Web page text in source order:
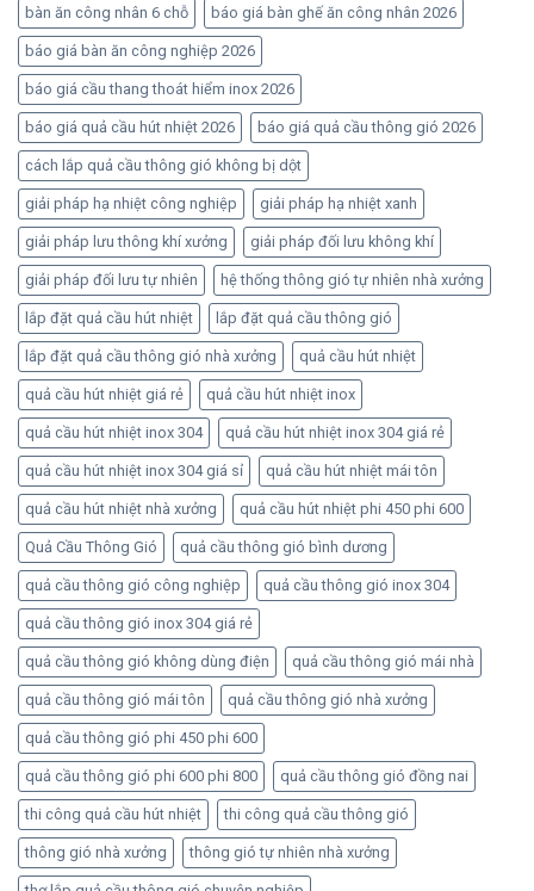
bàn ăn công nhân 6 chỗ báo giá bàn ghế ăn công nhân 2026
báo giá bàn ăn công nghiệp 2026
báo giá cầu thang thoát hiểm inox 2026
báo giá quả cầu hút nhiệt 2026 báo giá quả cầu thông gió 2026
cách lắp quả cầu thông gió không bị dột
giải pháp hạ nhiệt công nghiệp giải pháp hạ nhiệt xanh
giải pháp lưu thông khí xưởng giải pháp đối lưu không khí
giải pháp đối lưu tự nhiên hệ thống thông gió tự nhiên nhà xưởng
lắp đặt quả cầu hút nhiệt lắp đặt quả cầu thông gió
lắp đặt quả cầu thông gió nhà xưởng quả cầu hút nhiệt
quả cầu hút nhiệt giá rẻ quả cầu hút nhiệt inox
quả cầu hút nhiệt inox 304 quả cầu hút nhiệt inox 304 giá rẻ
quả cầu hút nhiệt inox 304 giá sỉ quả cầu hút nhiệt mái tôn
quả cầu hút nhiệt nhà xưởng quả cầu hút nhiệt phi 450 phi 600
Quả Cầu Thông Gió quả cầu thông gió bình dương
quả cầu thông gió công nghiệp quả cầu thông gió inox 304
quả cầu thông gió inox 304 giá rẻ
quả cầu thông gió không dùng điện quả cầu thông gió mái nhà
quả cầu thông gió mái tôn quả cầu thông gió nhà xưởng
quả cầu thông gió phi 450 phi 600
quả cầu thông gió phi 600 phi 800 quả cầu thông gió đồng nai
thi công quả cầu hút nhiệt thi công quả cầu thông gió
thông gió nhà xưởng thông gió tự nhiên nhà xưởng